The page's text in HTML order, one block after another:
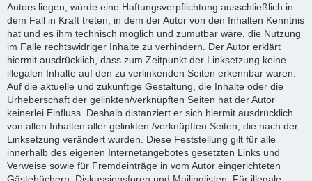
Autors liegen, würde eine Haftungsverpflichtung ausschließlich in
dem Fall in Kraft treten, in dem der Autor von den Inhalten Kenntnis
hat und es ihm technisch möglich und zumutbar wäre, die Nutzung
im Falle rechtswidriger Inhalte zu verhindern. Der Autor erklärt
hiermit ausdrücklich, dass zum Zeitpunkt der Linksetzung keine
illegalen Inhalte auf den zu verlinkenden Seiten erkennbar waren.
Auf die aktuelle und zukünftige Gestaltung, die Inhalte oder die
Urheberschaft der gelinkten/verknüpften Seiten hat der Autor
keinerlei Einfluss. Deshalb distanziert er sich hiermit ausdrücklich
von allen Inhalten aller gelinkten /verknüpften Seiten, die nach der
Linksetzung verändert wurden. Diese Feststellung gilt für alle
innerhalb des eigenen Internetangebotes gesetzten Links und
Verweise sowie für Fremdeinträge in vom Autor eingerichteten